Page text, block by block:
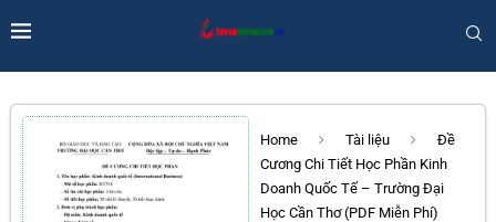
Home Tài liệu
Đề
Cương Chi Tiết Học Phần Kinh
Doanh Quốc Tế – Trường Đại
Học Cần Thơ (PDF Miễn Phí)